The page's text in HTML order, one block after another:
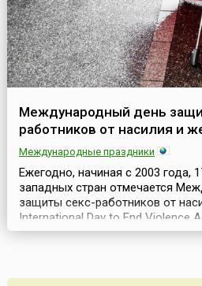
Международный день
работников от насилия и
Международные праздники
Ежегодно, начиная с 2003 года,
западных стран отмечается
защиты секс-работников от
International Day to End Violence
этой даты, призванной
сексуальных услуг, есть своя